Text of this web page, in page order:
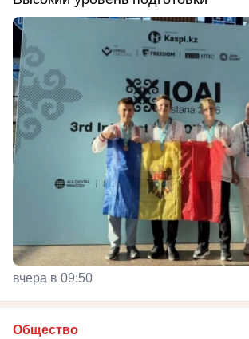
вчера в 09:50
Общество